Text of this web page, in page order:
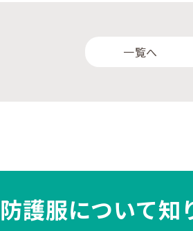
一覧へ
防護服について知